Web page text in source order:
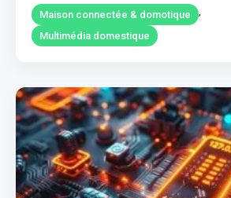
Maison connectée & domotique
Multimédia domestique